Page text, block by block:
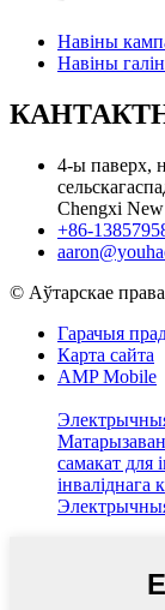
Навіны
Навіны
4-ы паверх,
Chengxi
+86-
© Аўтарскае
Гарачыя
Карта сайта
AMP Mobile
Электрычныя
самакат для
інваліднага